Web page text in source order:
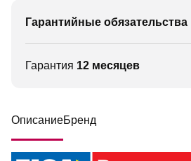
Гарантийные обязательства
Гарантия 12 месяцев
ОписаниеБренд